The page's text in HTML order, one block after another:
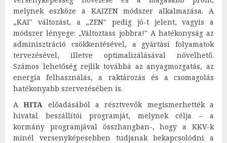
melynek eszköze a KAIZEN módszer alkalmazása. A
„KAI" változást, a „ZEN" pedig jó-t jelent, vagyis a
módszer lényege: „Változtass jobbra!" A hatékonyság az
adminisztráció csökkentésével, a gyártási folyamatok
tervezésével, illetve optimalizálásával növelhető.
Számos lehetőség rejlik továbbá az anyagmozgatás, az
energia felhasználás, a raktározás és a csomagolás
hatékonyabb szervezésében is.
AHITA előadásából a résztvevők megismerhették a
hivatal beszállítói programját, melynek célja – a
kormány programjával összhangban-, hogy a KKV-k
minél versenyképesebben tudjanak bekapcsolódni a